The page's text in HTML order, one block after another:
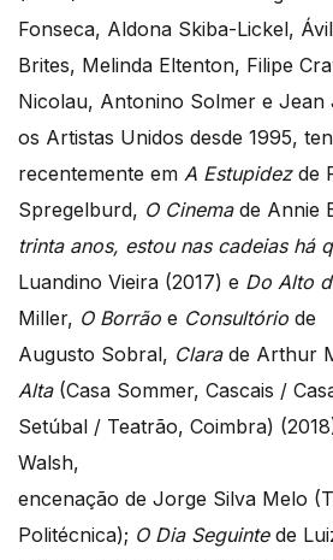
Fonseca, Aldona Skiba-Lickel,
Brites, Melinda Eltenton, Filipe
Nicolau, Antonino Solmer e
os Artistas Unidos desde 1995,
recentemente em A Estupidezde
Spregelburd, O Cinemade Annie
trinta anos, estou nas cadeias há
Luandino Vieira (2017) e Do Alto
Miller, O Borrão e Consultório de
Augusto Sobral, Clarade Arthur
Alta(Casa Sommer, Cascais /
Setúbal / Teatrão, Coimbra)
Walsh,
encenação de Jorge Silva Melo
Politécnica); O Dia Seguintede